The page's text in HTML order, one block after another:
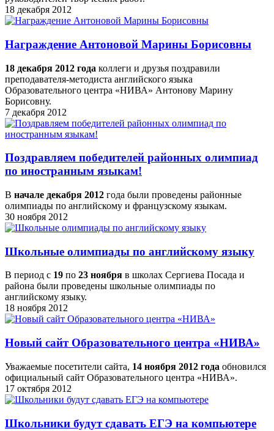
18 декабря 2012
Награждение Антоновой Марины Борисовны
18 декабря 2012 года коллеги и друзья поздравили
преподавателя-методиста английского языка
Образовательного центра «НИВА» Антонову Марину
Борисовну.
7 декабря 2012
Поздравляем победителей районных олимпиад
по иностранным языкам!
В начале декабря 2012 года были проведены районные
олимпиады по английскому и французскому языкам.
30 ноября 2012
Школьные олимпиады по английскому языку
В период с 19 по 23 ноября в школах Сергиева Посада и
района были проведены школьные олимпиады по
английскому языку.
18 ноября 2012
Новый сайт Образовательного центра «НИВА»
Уважаемые посетители сайта, 14 ноября 2012 года обновился
официальный сайт Образовательного центра «НИВА».
17 октября 2012
Школьники будут сдавать ЕГЭ на компьютере